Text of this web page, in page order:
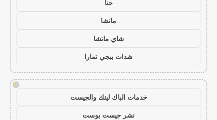
حنا
ماتشا
شاي ماتشا
شدات ببجي تمارا
!
خدمات الباك لينك والجيست
نشر جيست بوست